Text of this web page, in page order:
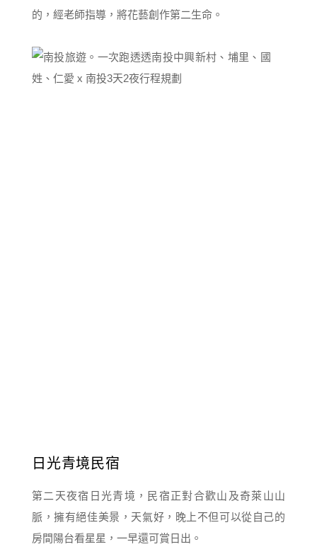
的，經老師指導，將花藝創作第二生命。
日光青境民宿
第二天夜宿日光青境，民宿正對合歡山及奇萊山山
脈，擁有絕佳美景，天氣好，晚上不但可以從自己的
房間陽台看星星，一早還可賞日出。